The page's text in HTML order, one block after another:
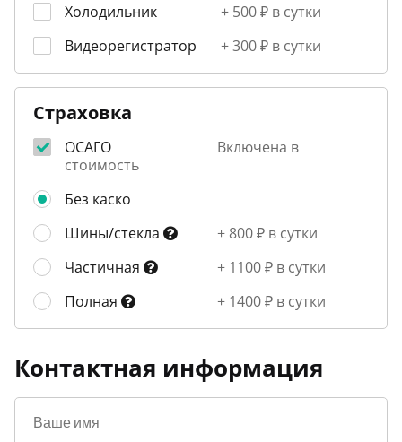
Холодильник
+ 500 ₽ в сутки
Видеорегистратор
+ 300 ₽ в сутки
Страховка
ОСАГО
Включена в
стоимость
Без каско
Шины/стекла
+ 800 ₽ в сутки
Частичная
+ 1100 ₽ в сутки
Полная
+ 1400 ₽ в сутки
Контактная информация